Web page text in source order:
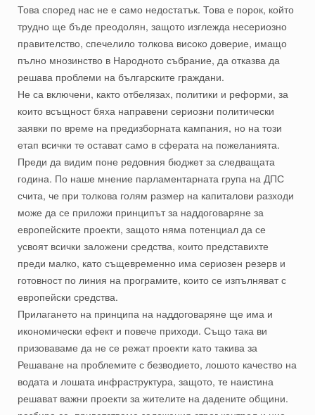
Това според нас не е само недостатък. Това е порок, който
трудно ще бъде преодолян, защото изглежда несериозно
правителство, спечелило толкова високо доверие, имащо
пълно мнозинство в Народното събрание, да отказва да
решава проблеми на българските граждани.
Не са включени, както отбелязах, политики и реформи, за
които всъщност бяха направени сериозни политически
заявки по време на предизборната кампания, но на този
етап всички те остават само в сферата на пожеланията.
Преди да видим поне редовния бюджет за следващата
година. По наше мнение парламентарната група на ДПС
счита, че при толкова голям размер на капиталови разходи
може да се приложи принципът за наддоговаряне за
европейските проекти, защото няма потенциал да се
усвоят всички заложени средства, които представихте
преди малко, като същевременно има сериозен резерв и
готовност по линия на програмите, които се изпълняват с
европейски средства.
Прилагането на принципа на наддоговаряне ще има и
икономически ефект и повече приходи. Също така ви
призоваваме да не се режат проекти като такива за
Решаване на проблемите с безводието, лошото качество на
водата и лошата инфраструктура, защото, те наистина
решават важни проекти за жителите на дадените общини.